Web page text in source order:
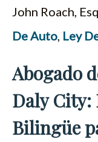
John Roach,
De Auto, Ley
Abogado
Daly City:
Bilingüe